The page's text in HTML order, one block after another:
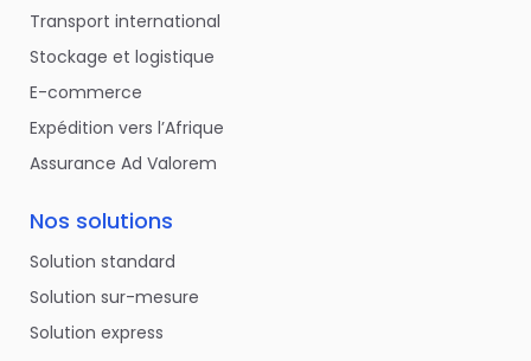
Transport international
Stockage et logistique
E-commerce
Expédition vers l’Afrique
Assurance Ad Valorem
Nos solutions
Solution standard
Solution sur-mesure
Solution express